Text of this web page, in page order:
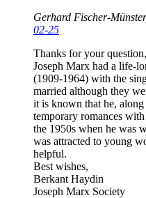
Gerhard Fischer-
02-25
Thanks for your
Joseph Marx had a life-
(1909-1964) with the
married although they
it is known that he,
temporary romances
the 1950s when he was
was attracted to young
helpful.
Best wishes,
Berkant Haydin
Joseph Marx Society